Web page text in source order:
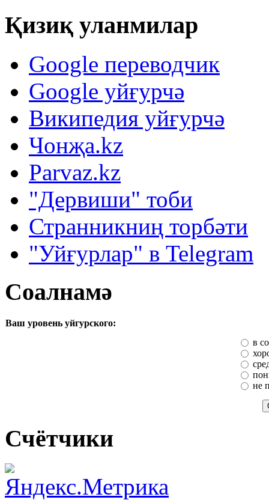
Қизиқ уланмилар
Google переводчик
Google уйғурчә
Википедия уйғурчә
Чонҗа.kz
Parvaz.kz
"Дервиши" тоби
Странникниң торбәти
"Уйғурлар" в Telegram
Соалнамә
Ваш уровень уйгурского:
в
не
Счётчики